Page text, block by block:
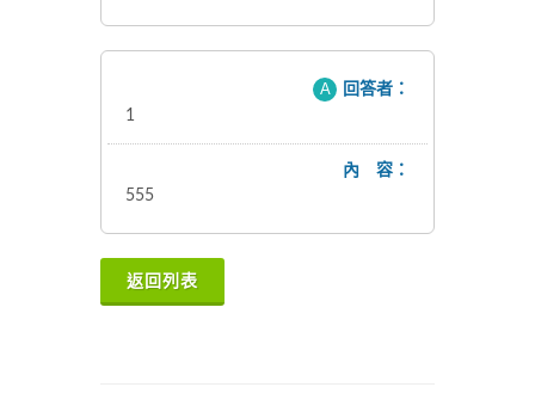
A
回答者：
1
內 容：
555
返回列表